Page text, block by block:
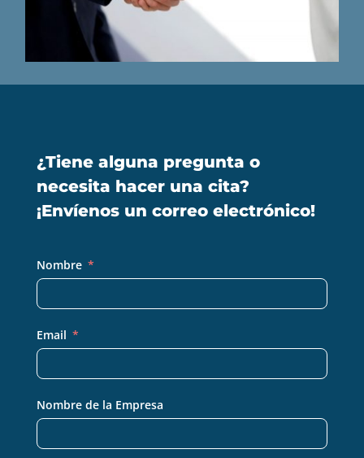
¿Tiene alguna pregunta o
necesita hacer una cita?
¡Envíenos un correo electrónico!
Nombre
Email
Nombre de la Empresa